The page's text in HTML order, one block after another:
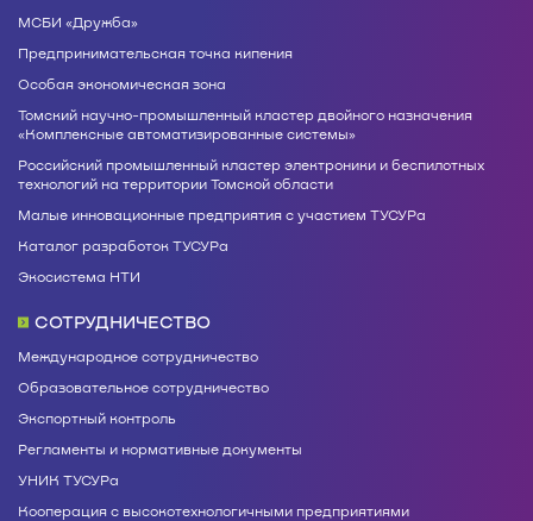
МСБИ «Дружба»
Предпринимательская точка кипения
Особая экономическая зона
Томский научно-промышленный кластер двойного назначения
«Комплексные автоматизированные системы»
Российский промышленный кластер электроники и беспилотных
технологий на территории Томской области
Малые инновационные предприятия с участием ТУСУРа
Каталог разработок ТУСУРа
Экосистема НТИ
СОТРУДНИЧЕСТВО
Международное сотрудничество
Образовательное сотрудничество
Экспортный контроль
Регламенты и нормативные документы
УНИК ТУСУРа
Кооперация с высокотехнологичными предприятиями